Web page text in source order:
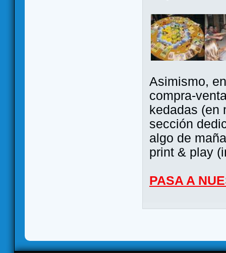
Asimismo,
compra-
kedadas (en
sección
algo de
print & play
PASA A